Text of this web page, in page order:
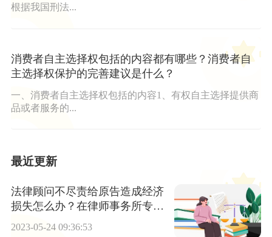
根据我国刑法...
消费者自主选择权包括的内容都有哪些？消费者自
主选择权保护的完善建议是什么？
一、消费者自主选择权包括的内容1、有权自主选择提供商
品或者服务的...
最近更新
法律顾问不尽责给原告造成经济
损失怎么办？在律师事务所专职
执业的律师可以接受企业的聘请
2023-05-24 09:36:53